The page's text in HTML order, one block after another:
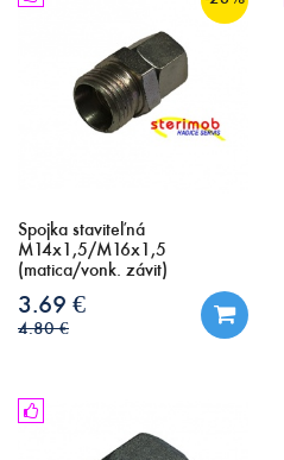
Spojka staviteľná
M14x1,5/M16x1,5
(matica/vonk. závit)
3.69 €
4.80 €